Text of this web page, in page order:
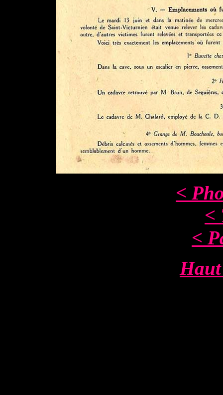
<
<
<
Haut